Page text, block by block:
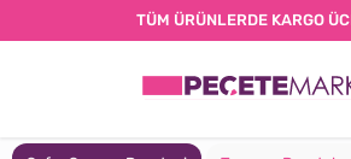
TÜM ÜRÜNLERDE KARGO